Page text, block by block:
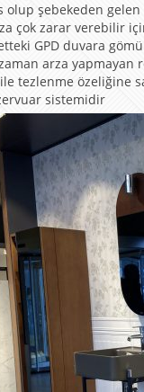
olup şebekeden
çok zarar verebilir
GPD duvara
arza
tezlenme özeliğine
sistemidir